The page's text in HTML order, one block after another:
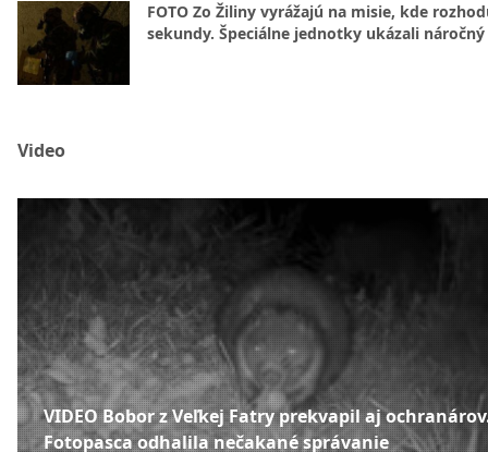
FOTO Zo Žiliny vyrážajú na misie, kde
sekundy. Špeciálne jednotky ukázali
Video
VIDEO Bobor z Veľkej Fatry prekvapil aj
Fotopasca odhalila nečakané správanie